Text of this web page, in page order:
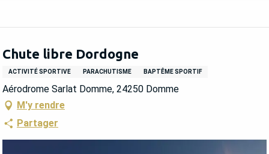
Chute libre Dordogne
ACTIVITÉ SPORTIVE PARACHUTISME BAPTÊME SPORTIF
Aérodrome Sarlat Domme, 24250 Domme
M'y rendre
Partager